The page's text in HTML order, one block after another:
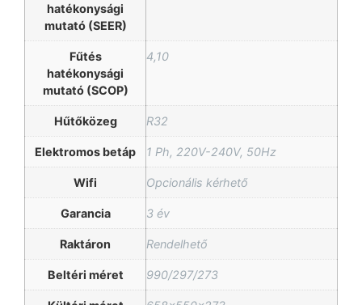
hatékonysági
mutató (SEER)
Fűtés
hatékonysági
mutató (SCOP)
4,10
Hűtőközeg R32
Elektromos betáp 1 Ph, 220V-240V, 50Hz
Wifi Opcionális kérhető
Garancia 3 év
Raktáron Rendelhető
Beltéri méret 990/297/273